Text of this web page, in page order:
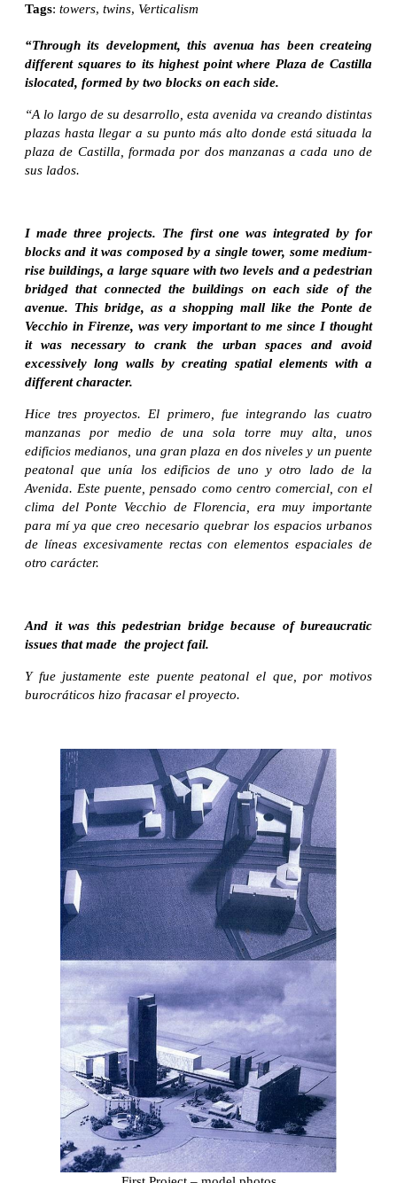
Tags: towers, twins, Verticalism
“Through its development, this avenua has been createing
different squares to its highest point where Plaza de Castilla
islocated, formed by two blocks on each side.
“A lo largo de su desarrollo, esta avenida va creando distintas
plazas hasta llegar a su punto más alto donde está situada la
plaza de Castilla, formada por dos manzanas a cada uno de
sus lados.
I made three projects. The first one was integrated by for
blocks and it was composed by a single tower, some medium-
rise buildings, a large square with two levels and a pedestrian
bridged that connected the buildings on each side of the
avenue. This bridge, as a shopping mall like the Ponte de
Vecchio in Firenze, was very important to me since I thought
it was necessary to crank the urban spaces and avoid
excessively long walls by creating spatial elements with a
different character.
Hice tres proyectos. El primero, fue integrando las cuatro
manzanas por medio de una sola torre muy alta, unos
edificios medianos, una gran plaza en dos niveles y un puente
peatonal que unía los edificios de uno y otro lado de la
Avenida. Este puente, pensado como centro comercial, con el
clima del Ponte Vecchio de Florencia, era muy importante
para mí ya que creo necesario quebrar los espacios urbanos
de líneas excesivamente rectas con elementos espaciales de
otro carácter.
And it was this pedestrian bridge because of bureaucratic
issues that made the project fail.
Y fue justamente este puente peatonal el que, por motivos
burocráticos hizo fracasar el proyecto.